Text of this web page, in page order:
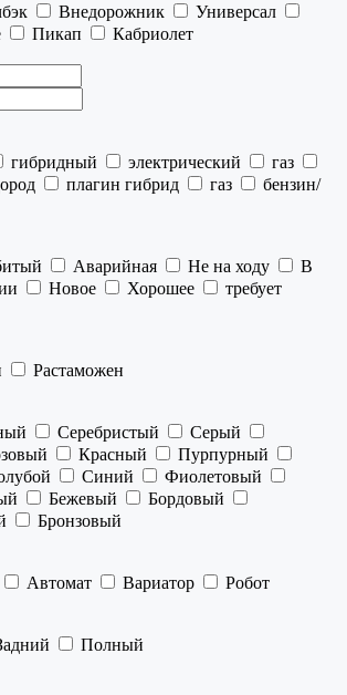
Внедорожник
Универсал
Пикап
Кабриолет
гибридный электрический
газ
плагин гибрид газ
бензин/
Аварийная Не на ходу
В
Новое Хорошее
требует
Растаможен
Серебристый
Серый
Красный
Пурпурный
Синий
Фиолетовый
Бежевый
Бордовый
Бронзовый
Автомат Вариатор
Робот
Полный